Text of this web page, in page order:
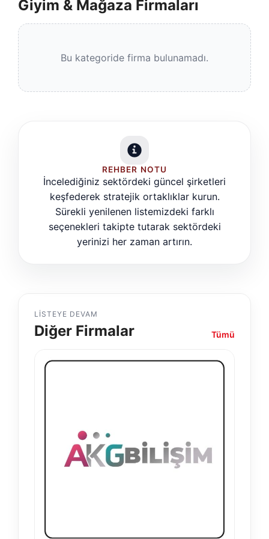
Giyim & Mağaza Firmaları
Bu kategoride firma bulunamadı.
REHBER NOTU
İncelediğiniz sektördeki güncel şirketleri
keşfederek stratejik ortaklıklar kurun.
Sürekli yenilenen listemizdeki farklı
seçenekleri takipte tutarak sektördeki
yerinizi her zaman artırın.
LISTEYE DEVAM
Diğer Firmalar Tümü